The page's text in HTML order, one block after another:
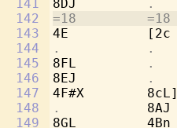
141
142
143
144
145
146
147
148
149
8DJ
.
=18
4E
.
8FL
.
8EJ
.
4F#X
.
8GL